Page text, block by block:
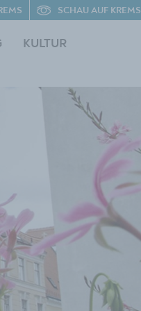
KULTUR
SCHAU AUF KREMS